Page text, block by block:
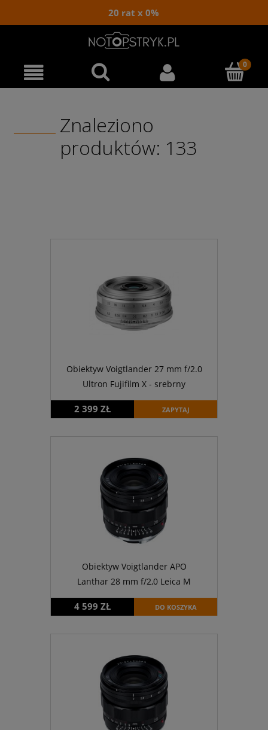
20 rat x 0%
Znaleziono
produktów: 133
Obiektyw Voigtlander 27 mm f/2.0
Ultron Fujifilm X - srebrny
2 399 ZŁ ZAPYTAJ
Obiektyw Voigtlander APO
Lanthar 28 mm f/2,0 Leica M
4 599 ZŁ DO KOSZYKA